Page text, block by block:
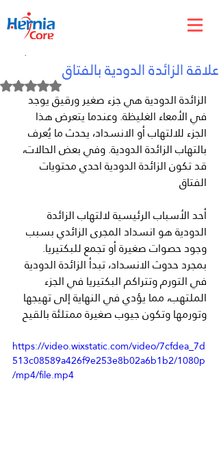
علاقة الزائدة الدودية بالفتاق
Jan 11, 2024
Rated NaN out of 5 stars.
الزائدة الدودية هي جزء صغير ورقيق يوجد
في الأمعاء الغليظة. وعندما يتعرض هذا
الجزء للالتهاب أو الانسداد، يحدث ما يُعرف
بالتهاب الزائدة الدودية. وفي بعض الحالات،
قد تكون الزائدة الدودية احدي محتويات
الفتاق
أحد الأسباب الرئيسية لالتهاب الزائدة
الدودية هو انسداد المجرى الزائدي بسبب
وجود حصوات صغيرة أو تجمع للبكتيريا.
بمجرد حدوث الانسداد، تبدأ الزائدة الدودية
في التورم وتتراكم البكتيريا في الجزء
الملتهب، مما يؤدي في النهاية إلى تهيجها
وتورمها وتكون جيوب صغيرة ممتلئة بالقيح
https://video.wixstatic.com/video/7cfdea_7d
513c08589a426f9e253e8b02a6b1b2/1080p
/mp4/file.mp4